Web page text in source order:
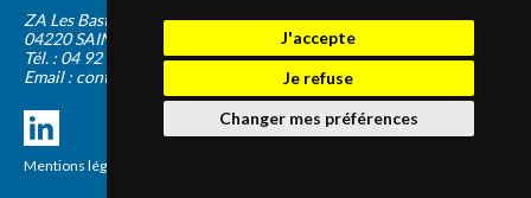
J'accepte
Je refuse
Changer mes préférences
ZA Les Bastides Blanches
04220 SAINTE-TULLE
Tél. : 04 92 75 89 55
Email : contact@panapieces.com
Mentions légales